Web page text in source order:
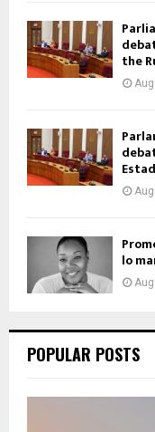
the
lo
POPULAR POSTS